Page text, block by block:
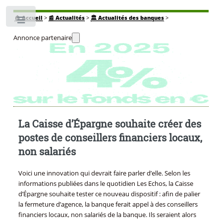
🏠Accueil > 📰 Actualités> 🏛️ Actualités des banques>
Annonce partenaire
La Caisse d’Épargne souhaite créer des
postes de conseillers financiers locaux,
non salariés
Voici une innovation qui devrait faire parler d’elle. Selon les
informations publiées dans le quotidien Les Echos, la Caisse
d’Épargne souhaite tester ce nouveau dispositif : afin de palier
la fermeture d’agence, la banque ferait appel à des conseillers
financiers locaux, non salariés de la banque. Ils seraient alors
Toggle